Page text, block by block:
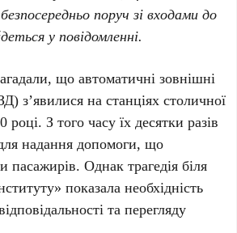
поруч зі входами до
у повідомленні.
що автоматичні зовнішні
з’явилися на станціях столичної
році. З того часу їхдесятки разів
надання допомоги, що
пасажирів. Однак трагедія біля
показала необхідність
та перегляду